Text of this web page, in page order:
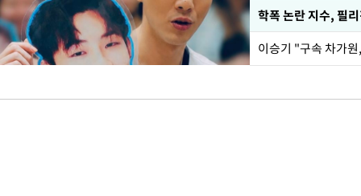
학폭 논란 지수, 필
이승기 "구속 차가